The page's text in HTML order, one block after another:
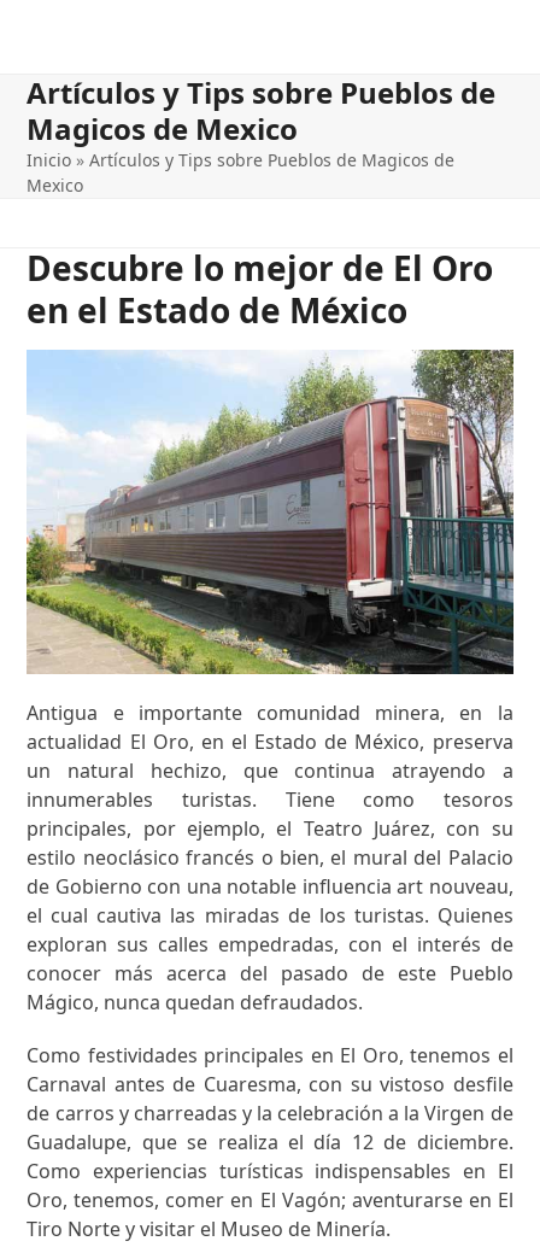
Artículos y Tips sobre Pueblos de
Magicos de Mexico
Inicio »Artículos y Tips sobre Pueblos de Magicos de
Mexico
Descubre lo mejor de El Oro
en el Estado de México
Antigua e importante comunidad minera, en la
actualidad El Oro, en el Estado de México, preserva
un natural hechizo, que continua atrayendo a
innumerables turistas. Tiene como tesoros
principales, por ejemplo, el Teatro Juárez, con su
estilo neoclásico francés o bien, el mural del Palacio
de Gobierno con una notable influencia art nouveau,
el cual cautiva las miradas de los turistas. Quienes
exploran sus calles empedradas, con el interés de
conocer más acerca del pasado de este Pueblo
Mágico, nunca quedan defraudados.
Como festividades principales en El Oro, tenemos el
Carnaval antes de Cuaresma, con su vistoso desfile
de carros y charreadas y la celebración a la Virgen de
Guadalupe, que se realiza el día 12 de diciembre.
Como experiencias turísticas indispensables en El
Oro, tenemos, comer en El Vagón; aventurarse en El
Tiro Norte y visitar el Museo de Minería.